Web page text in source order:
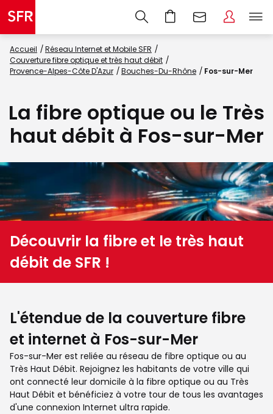
Accueil
Réseau Internet et Mobile SFR
Couverture fibre optique et très haut débit
Provence-Alpes-Côte D'Azur
Bouches-Du-Rhône Fos-sur-Mer
La fibre optique ou le Très
haut débit à Fos-sur-Mer
Découvrir la fibre et le très haut
débit de SFR !
L'étendue de la couverture fibre
et internet à Fos-sur-Mer
Fos-sur-Mer est reliée au réseau de fibre optique ou au
Très Haut Débit. Rejoignez les habitants de votre ville qui
ont connecté leur domicile à la fibre optique ou au Très
Haut Débit et bénéficiez à votre tour de tous les avantages
d'une connexion Internet ultra rapide.